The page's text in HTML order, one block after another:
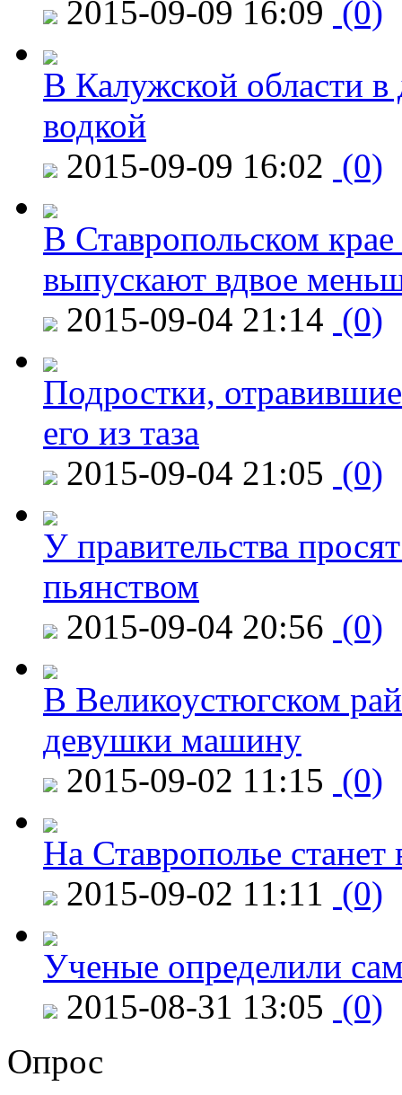
2015-09-09 16:09 (0)
В Калужской области в
водкой
2015-09-09 16:02 (0)
В Ставропольском
выпускают вдвое
2015-09-04 21:14 (0)
Подростки,
его из таза
2015-09-04 21:05 (0)
У правительства
пьянством
2015-09-04 20:56 (0)
В Великоустюгском
девушки машину
2015-09-02 11:15 (0)
На Ставрополье
2015-09-02 11:11 (0)
Ученые определили
2015-08-31 13:05 (0)
Опрос